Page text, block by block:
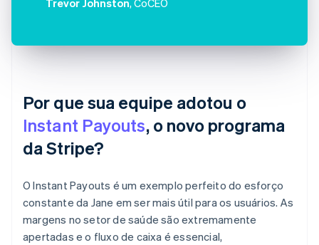
Por que sua equipe adotou o
Instant Payouts, o novo programa
da Stripe?
O Instant Payouts é um exemplo perfeito do esforço
constante da Jane em ser mais útil para os usuários. As
margens no setor de saúde são extremamente
apertadas e o fluxo de caixa é essencial,